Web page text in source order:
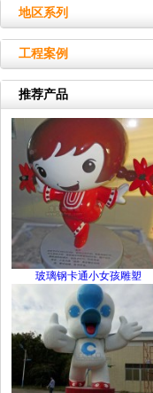
地区系列
工程案例
推荐产品
玻璃钢卡通小女孩雕塑